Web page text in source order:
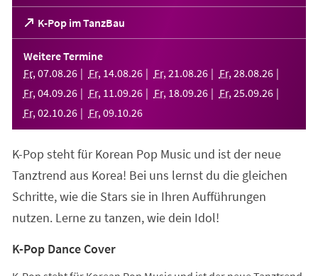
K-Pop im TanzBau
(Öffnet
in
einem
neuen
Tab)
Weitere Termine
Fr, 07.08.26 Fr, 14.08.26 Fr, 21 .08.26 Fr, 28.08.26
Fr, 04.09.26 Fr, 11 .09.26 Fr, 18.09.26 Fr, 25.09.26
Fr, 02.10.26 Fr, 09.10.26
K-Pop steht für Korean Pop Music und ist der neue
Tanztrend aus Korea! Bei uns lernst du die gleichen
Schritte, wie die Stars sie in Ihren Aufführungen
nutzen. Lerne zu tanzen, wie dein Idol!
K-Pop Dance Cover